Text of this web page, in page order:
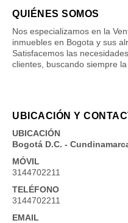
QUIÉNES SOMOS
Nos especializamos en la
inmuebles en Bogota y sus
Satisfacemos las
clientes, buscando siempre la
UBICACIÓN Y
UBICACIÓN
Bogotá D.C. -
MÓVIL
3144702211
TELÉFONO
3144702211
EMAIL